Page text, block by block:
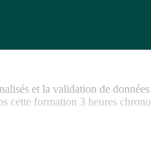
et la validation de
cette formation 3 heures